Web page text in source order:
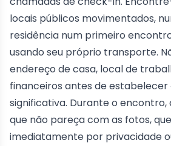
locais públicos movimentados,
residência num primeiro
usando seu próprio transporte.
endereço de casa, local de
financeiros antes de
significativa. Durante o
que não pareça com as fotos,
imediatamente por privacidade